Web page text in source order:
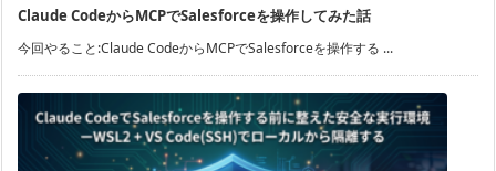
Claude CodeからMCPでSalesforceを操作してみた話
今回やること:Claude CodeからMCPでSalesforceを操作する ...